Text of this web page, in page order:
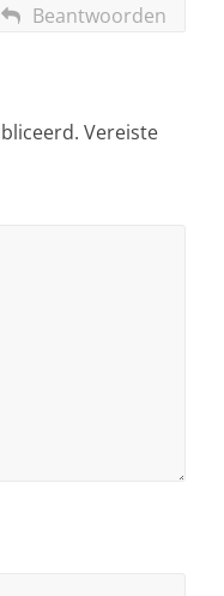
Beantwoorden
Vereiste